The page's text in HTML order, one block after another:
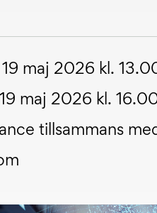
maj 2026 kl.
maj 2026 kl.
tillsammans